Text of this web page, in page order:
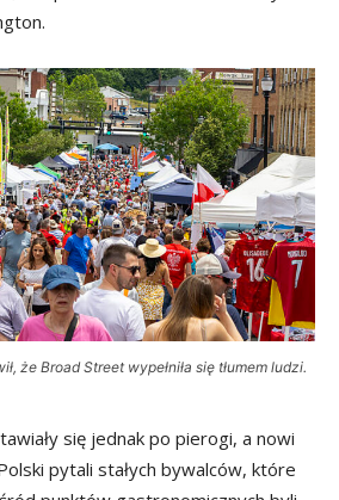
że Broad Street wypełniła się tłumem ludzi.
się jednak po pierogi, a nowi
pytali stałych bywalców, które